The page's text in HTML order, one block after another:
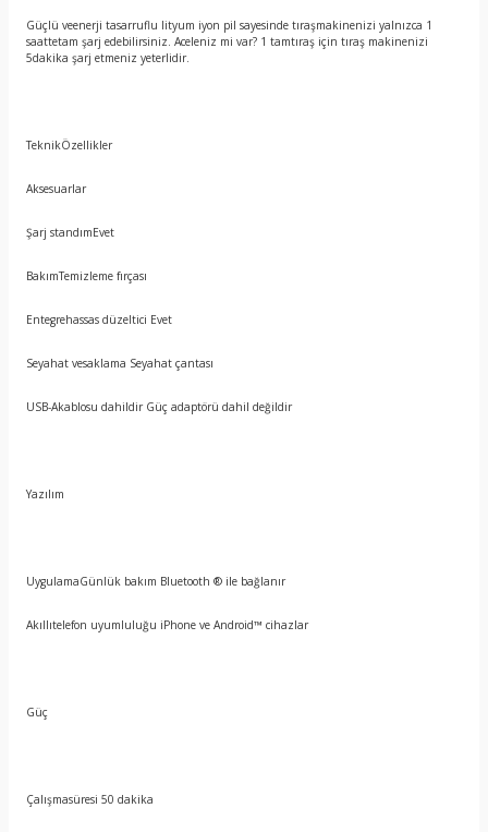
Güçlü veenerji tasarruflu lityum iyon pil sayesinde tıraşmakinenizi yalnızca 1
saattetam şarj edebilirsiniz. Aceleniz mi var? 1 tamtıraş için tıraş makinenizi
5dakika şarj etmeniz yeterlidir.
TeknikÖzellikler
Aksesuarlar
Şarj standımEvet
BakımTemizleme fırçası
Entegrehassas düzeltici Evet
Seyahat vesaklama Seyahat çantası
USB-Akablosu dahildir Güç adaptörü dahil değildir
Yazılım
UygulamaGünlük bakım Bluetooth ® ile bağlanır
Akıllıtelefon uyumluluğu iPhone ve Android™ cihazlar
Güç
Çalışmasüresi 50 dakika